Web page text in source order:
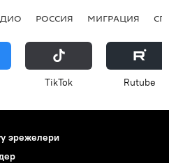
РОССИЯ МИГРАЦИЯ
ТikТоk Rutube
эрежелери